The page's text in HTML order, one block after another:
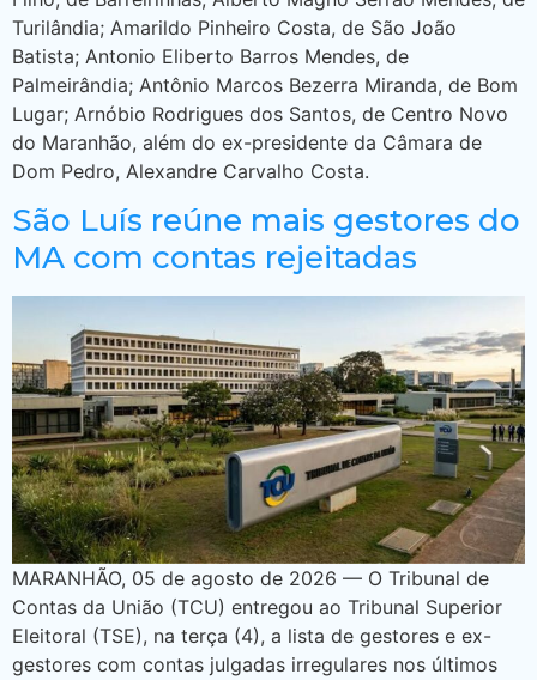
Turilândia; Amarildo Pinheiro Costa, de São João
Batista; Antonio Eliberto Barros Mendes, de
Palmeirândia; Antônio Marcos Bezerra Miranda, de Bom
Lugar; Arnóbio Rodrigues dos Santos, de Centro Novo
do Maranhão, além do ex-presidente da Câmara de
Dom Pedro, Alexandre Carvalho Costa.
São Luís reúne mais gestores do
MA com contas rejeitadas
MARANHÃO, 05 de agosto de 2026 — O Tribunal de
Contas da União (TCU) entregou ao Tribunal Superior
Eleitoral (TSE), na terça (4), a lista de gestores e ex-
gestores com contas julgadas irregulares nos últimos